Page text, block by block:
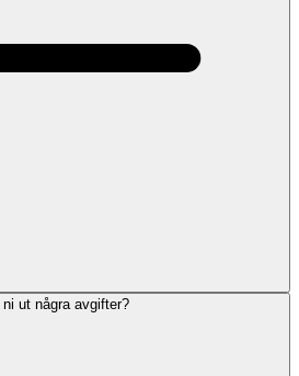
ni ut några avgifter?